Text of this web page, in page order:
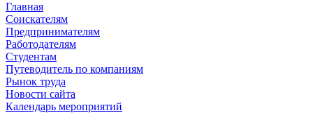
Главная
Соискателям
Предпринимателям
Работодателям
Студентам
Путеводитель по компаниям
Рынок труда
Новости сайта
Календарь мероприятий